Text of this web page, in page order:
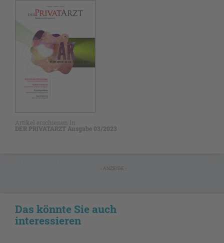
Artikel erschienen in
DER PRIVATARZT Ausgabe 03/2023
- ANZEIGE -
Das könnte Sie auch
interessieren